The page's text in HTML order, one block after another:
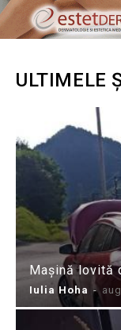
ULTIMELE
Mașină lovită
Iulia Hoha -